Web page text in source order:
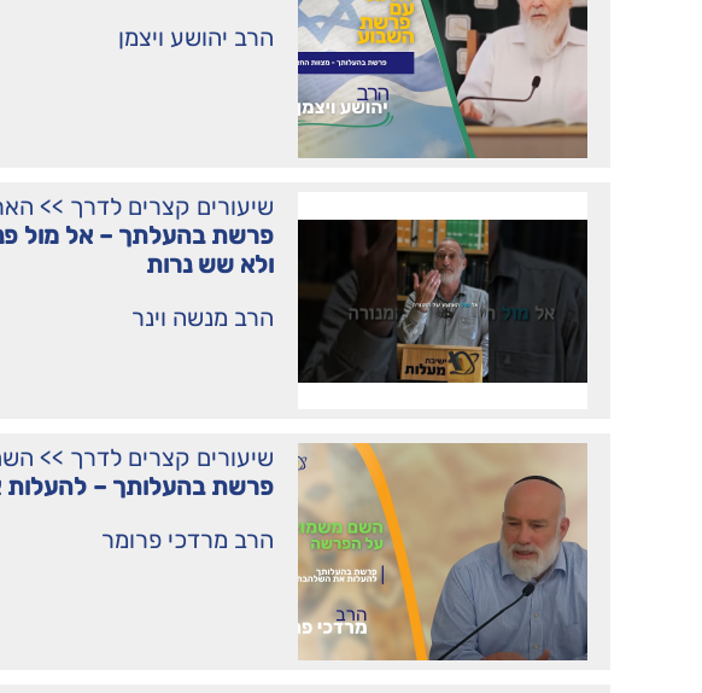
הרב יהושע ויצמן
שיעורים קצרים לדרך >>
פרשת בהעלתך – אל מול
ולא שש נרות
הרב מנשה וינר
שיעורים קצרים לדרך >>
פרשת בהעלותך –
הרב מרדכי פרומר